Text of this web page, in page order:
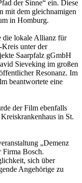
der Sinne“ ein. Diese
mit dem gleichnamigen
in Homburg.
die lokale Allianz für
unter der
Saarpfalz gGmbH
Sieveking im großen
Resonanz. Im
beantwortete eine
der Film ebenfalls
in St.
„Demenz
Firma Bosch.
sich über
Angehörige zu